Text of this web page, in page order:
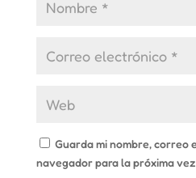
Guarda mi nombre, correo
navegador para la próxima